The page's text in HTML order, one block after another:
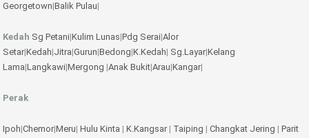
Georgetown|Balik Pulau|
Kedah Sg Petani|Kulim Lunas|Pdg Serai|Alor
Setar|Kedah|Jitra|Gurun|Bedong|K.Kedah| Sg.Layar|Kelang
Lama|Langkawi|Mergong |Anak Bukit|Arau|Kangar|
Perak
Ipoh|Chemor|Meru| Hulu Kinta | K.Kangsar| Taiping | Changkat Jering | Parit